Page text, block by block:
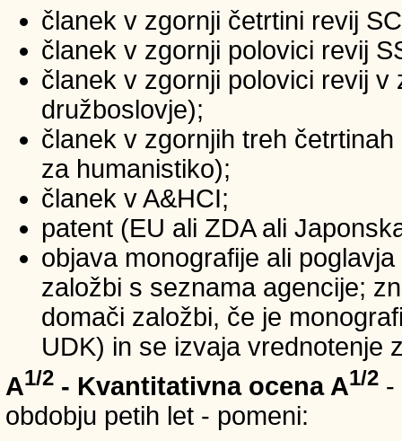
članek v zgornji četrtini revij
članek v zgornji polovici revij
članek v zgornji polovici revij
družboslovje);
članek v zgornjih treh
za humanistiko);
članek v A&HCI;
patent (EU ali ZDA ali
objava monografije ali
založbi s seznama agencije;
domači založbi, če je
UDK) in se izvaja vrednotenje
A1/2 - Kvantitativna ocena A1/2 -
obdobju petih let - pomeni: